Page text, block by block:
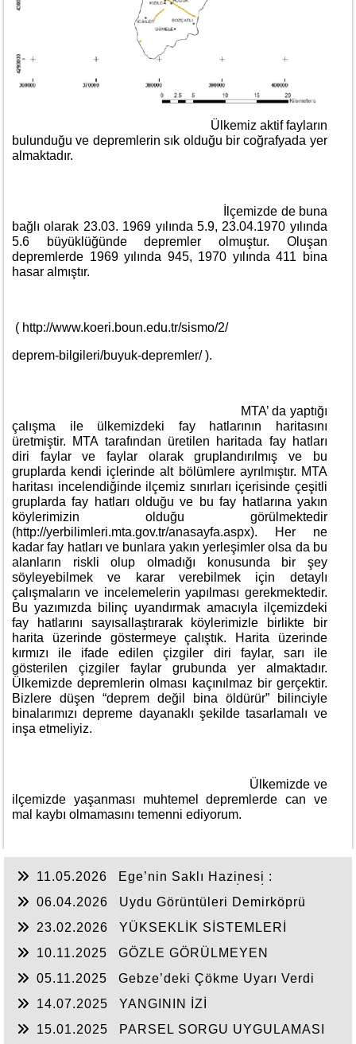
Ülkemiz aktif fayların
bulunduğu ve depremlerin sık olduğu bir coğrafyada yer
almaktadır.
İlçemizde de buna
bağlı olarak 23.03. 1969 yılında 5.9, 23.04.1970 yılında
5.6 büyüklüğünde depremler olmuştur. Oluşan
depremlerde 1969 yılında 945, 1970 yılında 411 bina
hasar almıştır.
( http://www.koeri.boun.edu.tr/sismo/2/
deprem-bilgileri/buyuk-depremler/ ).
MTA’ da yaptığı
çalışma ile ülkemizdeki fay hatlarının haritasını
üretmiştir. MTA tarafından üretilen haritada fay hatları
diri faylar ve faylar olarak gruplandırılmış ve bu
gruplarda kendi içlerinde alt bölümlere ayrılmıştır. MTA
haritası incelendiğinde ilçemiz sınırları içerisinde çeşitli
gruplarda fay hatları olduğu ve bu fay hatlarına yakın
köylerimizin olduğu görülmektedir
(http://yerbilimleri.mta.gov.tr/anasayfa.aspx). Her ne
kadar fay hatları ve bunlara yakın yerleşimler olsa da bu
alanların riskli olup olmadığı konusunda bir şey
söyleyebilmek ve karar verebilmek için detaylı
çalışmaların ve incelemelerin yapılması gerekmektedir.
Bu yazımızda bilinç uyandırmak amacıyla ilçemizdeki
fay hatlarını sayısallaştırarak köylerimizle birlikte bir
harita üzerinde göstermeye çalıştık. Harita üzerinde
kırmızı ile ifade edilen çizgiler diri faylar, sarı ile
gösterilen çizgiler faylar grubunda yer almaktadır.
Ülkemizde depremlerin olması kaçınılmaz bir gerçektir.
Bizlere düşen “deprem değil bina öldürür” bilinciyle
binalarımızı depreme dayanaklı şekilde tasarlamalı ve
inşa etmeliyiz.
Ülkemizde ve
ilçemizde yaşanması muhtemel depremlerde can ve
mal kaybı olmamasını temenni ediyorum.
11.05.2026
Ege’nin Saklı Hazinesi :
06.04.2026
Uydu Görüntüleri Demirköprü
23.02.2026
YÜKSEKLİK SİSTEMLERİ
10.11.2025
GÖZLE GÖRÜLMEYEN
05.11.2025
Gebze’deki Çökme Uyarı Verdi
14.07.2025
YANGININ İZİ
15.01.2025
PARSEL SORGU UYGULAMASI